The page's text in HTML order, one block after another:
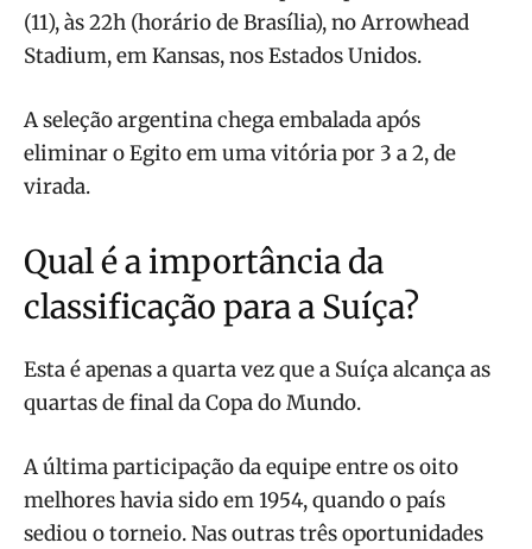
(11), às 22h (horário de Brasília), no Arrowhead
Stadium, em Kansas, nos Estados Unidos.
A seleção argentina chega embalada após
eliminar o Egito em uma vitória por 3 a 2, de
virada.
Qual é a importância da
classificação para a Suíça?
Esta é apenas a quarta vez que a Suíça alcança as
quartas de final da Copa do Mundo.
A última participação da equipe entre os oito
melhores havia sido em 1954, quando o país
sediou o torneio. Nas outras três oportunidades